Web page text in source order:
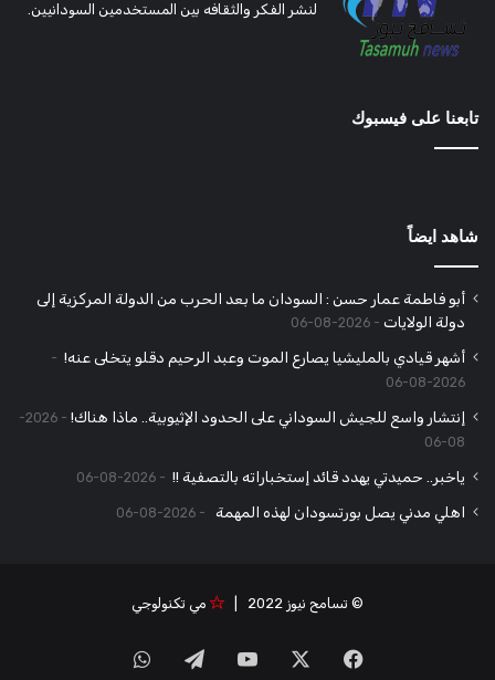
لنشر الفكر والثقافه بين المستخدمين السودانيين.
تابعنا على فيسبوك
شاهد ايضاً
أبو فاطمة عمار حسن : السودان ما بعد الحرب من الدولة المركزية إلى
دولة الولايات
2026-08-06
أشهر قيادي بالمليشيا يصارع الموت وعبد الرحيم دقلو يتخلى عنه!
2026-08-06
إنتشار واسع للجيش السوداني على الحدود الإثيوبية.. ماذا هناك!
2026-
08-06
ياخبر.. حميدتي يهدد قائد إستخباراته بالتصفية !! 2026-08-06
اهلي مدني يصل بورتسودان لهذه المهمة 2026-08-06
© تسامح نيوز 2022 | مي تكنولوجي
فيسبوك ‫YouTubeتيلقرامواتساب